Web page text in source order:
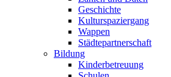
Geschichte
Kulturspaziergang
Wappen
Städtepartnerschaft
Bildung
Kinderbetreuung